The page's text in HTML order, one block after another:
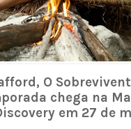
O
chega na
em 27 de